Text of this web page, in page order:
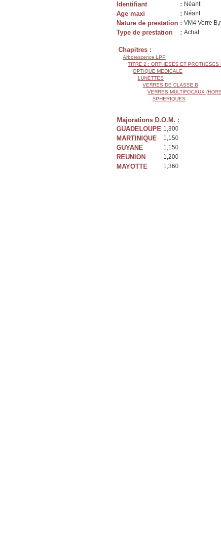
Identifiant : Néant
Age maxi : Néant
Nature de prestation : VM4 Verre
Type de prestation : Achat
Chapitres :
Arborescence LPP
TITRE 2 : ORTHESES ET PROTHESES
OPTIQUE MEDICALE
LUNETTES
VERRES DE CLASSE B
VERRES MULTIFOCAUX
SPHERIQUES
Majorations D.O.M. :
GUADELOUPE 1,300
MARTINIQUE 1,150
GUYANE 1,150
REUNION 1,200
MAYOTTE 1,360